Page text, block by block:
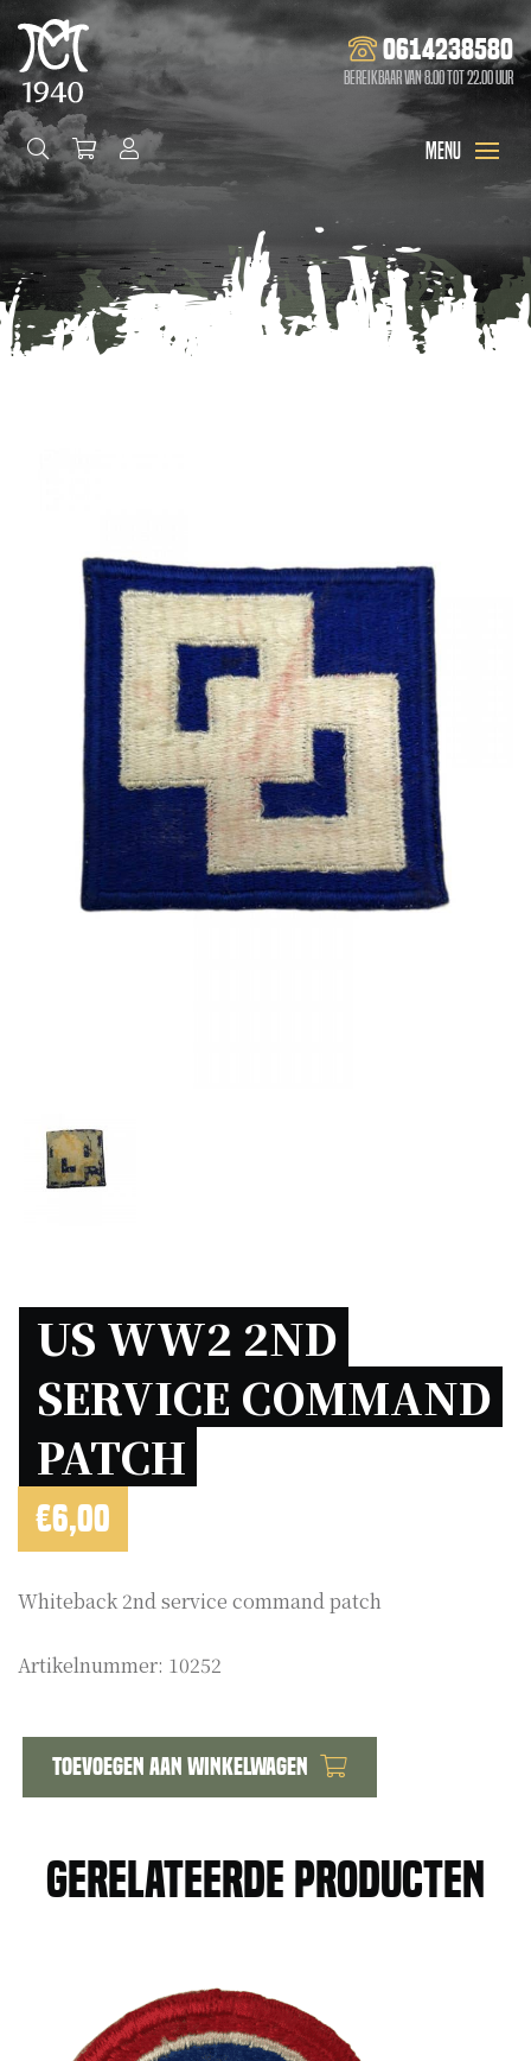
0614238580
Bereikbaar van 8.00 tot 22.00 uur
US WW2 2ND
SERVICE COMMAND
PATCH
€6,00
Whiteback 2nd service command patch
Artikelnummer: 10252
service
command
Toevoegen aan winkelwagen
Gerelateerde producten